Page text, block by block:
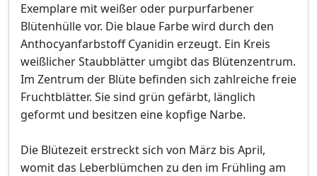
Exemplare mit weißer oder purpurfarbener
Blütenhülle vor. Die blaue Farbe wird durch den
Anthocyanfarbstoff Cyanidin erzeugt. Ein Kreis
weißlicher Staubblätter umgibt das Blütenzentrum.
Im Zentrum der Blüte befinden sich zahlreiche freie
Fruchtblätter. Sie sind grün gefärbt, länglich
geformt und besitzen eine kopfige Narbe.
Die Blütezeit erstreckt sich von März bis April,
womit das Leberblümchen zu den im Frühling am